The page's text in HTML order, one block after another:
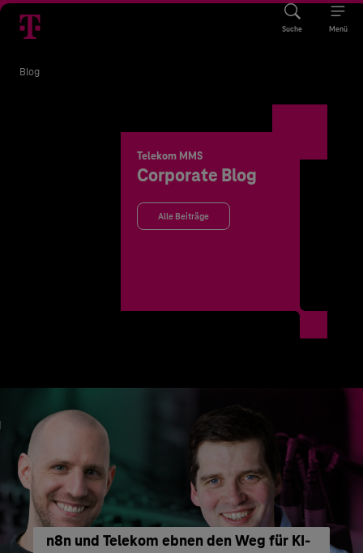
Suche Menü
Blog
Telekom MMS
Corporate Blog
Alle Beiträge
n8n und Telekom ebnen den Weg für KI-